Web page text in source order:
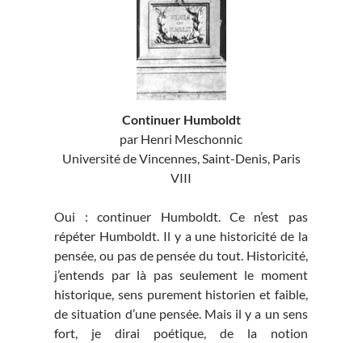
Continuer Humboldt
par Henri Meschonnic
Université de Vincennes, Saint-Denis, Paris
VIII
Oui : continuer Humboldt. Ce n’est pas
répéter Humboldt. Il y a une historicité de la
pensée, ou pas de pensée du tout. Historicité,
j’entends par là pas seulement le moment
historique, sens purement historien et faible,
de situation d’une pensée. Mais il y a un sens
fort, je dirai poétique, de la notion